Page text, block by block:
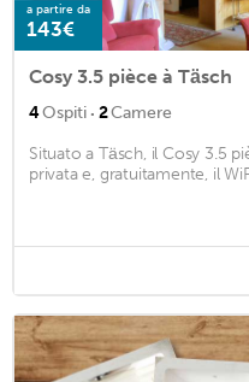
a partire da
143€
Cosy 3.5 pièce à Täsch
4Ospiti · 2Camere
Situato a Täsch, il Cosy 3.5
privata e, gratuitamente, il